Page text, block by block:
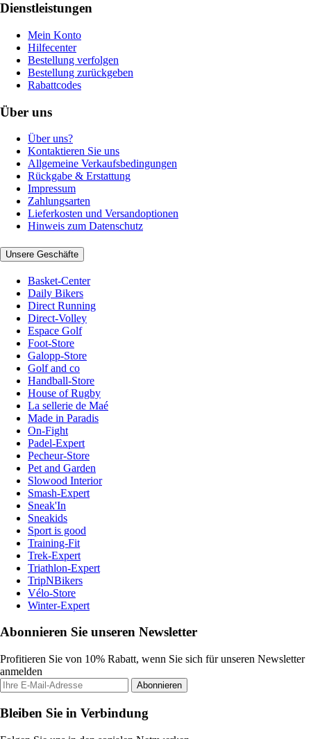
Dienstleistungen
Mein Konto
Hilfecenter
Bestellung verfolgen
Bestellung zurückgeben
Rabattcodes
Über uns
Über uns?
Kontaktieren Sie uns
Allgemeine Verkaufsbedingungen
Rückgabe & Erstattung
Impressum
Zahlungsarten
Lieferkosten und Versandoptionen
Hinweis zum Datenschutz
Unsere Geschäfte
Basket-Center
Daily Bikers
Direct Running
Direct-Volley
Espace Golf
Foot-Store
Galopp-Store
Golf and co
Handball-Store
House of Rugby
La sellerie de Maé
Made in Paradis
On-Fight
Padel-Expert
Pecheur-Store
Pet and Garden
Slowood Interior
Smash-Expert
Sneak'In
Sneakids
Sport is good
Training-Fit
Trek-Expert
Triathlon-Expert
TripNBikers
Vélo-Store
Winter-Expert
Abonnieren Sie unseren Newsletter
Profitieren Sie von 10% Rabatt, wenn Sie sich für unseren Newsletter
anmelden
Abonnieren
Bleiben Sie in Verbindung